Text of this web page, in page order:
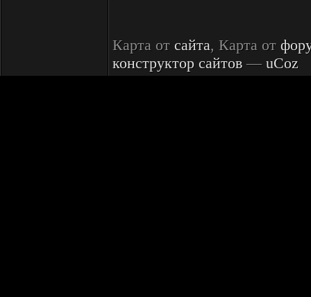
Карта от сайта, Карта от
конструктор сайтов — uCoz